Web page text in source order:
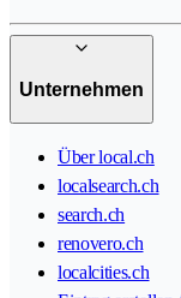
Unternehmen
Über local.ch
localsearch.ch
search.ch
renovero.ch
localcities.ch